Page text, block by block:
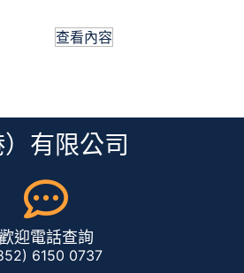
查看內容
有限公司
迎電話查詢
6150 0737